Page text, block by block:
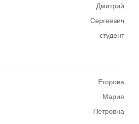
Дмитрий
Сергеевич
студент
Егорова
Мария
Петровна